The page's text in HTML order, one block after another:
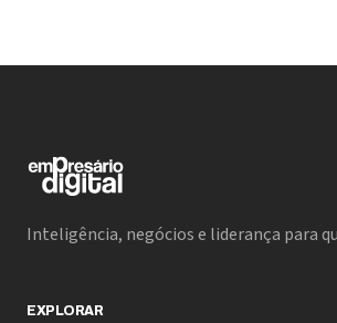
Inteligência, negócios e liderança para
EXPLORAR